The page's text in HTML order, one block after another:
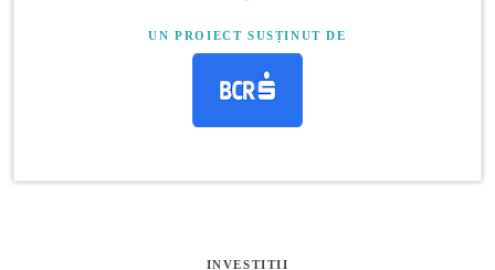
UN PROIECT SUSȚINUT DE
INVESTITII